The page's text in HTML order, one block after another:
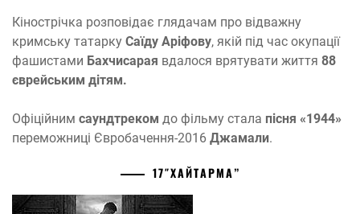
Кінострічка розповідає глядачам про відважну
кримську татарку Саїду Аріфову, якій під час окупації
фашистами Бахчисарая вдалося врятувати життя 88
єврейським дітям.
Офіційним саундтреком до фільму стала пісня «1944»
переможниці Євробачення-2016 Джамали.
17″ХАЙТАРМА”